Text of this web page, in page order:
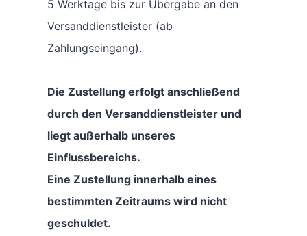
5 Werktage bis zur Übergabe an den
Versanddienstleister (ab
Zahlungseingang).
Die Zustellung erfolgt anschließend
durch den Versanddienstleister und
liegt außerhalb unseres
Einflussbereichs.
Eine Zustellung innerhalb eines
bestimmten Zeitraums wird nicht
geschuldet.